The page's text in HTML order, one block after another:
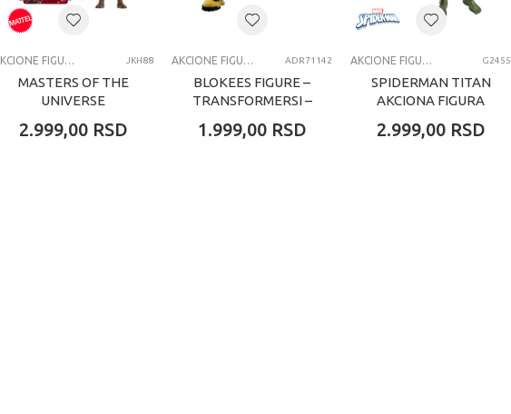
FIGURE
AKCIONE FIGURE I SETOVI JKH88
MASTERS OF THE
UNIVERSE
ASORTIMAN
2.999,00 RSD
AKCIONE FIGURE I SETOVI ADR71142
BLOKEES FIGURE –
TRANSFORMERSI –
BUMBLEBEE
1.999,00 RSD
AKCIONE FIGURE I SETOVI G2455
SPIDERMAN TITAN
AKCIONA FIGURA
2.999,00 RSD